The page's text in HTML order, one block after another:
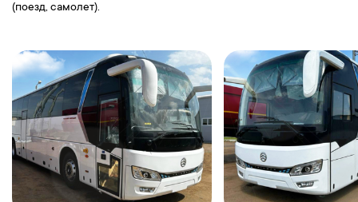
(поезд, самолет).